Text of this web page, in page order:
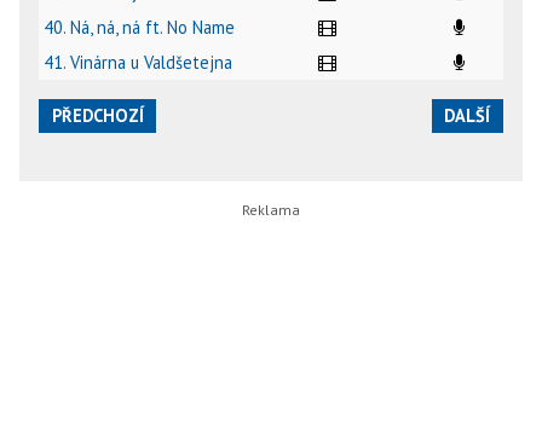
40. Ná, ná, ná ft. No Name
41. Vinárna u Valdšetejna
PŘEDCHOZÍ DALŠÍ